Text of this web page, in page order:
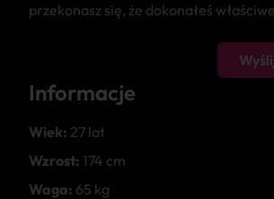
przekonasz się, że dokonałeś
Informacje
Wiek: 27 lat
Wzrost: 174 cm
Waga: 65 kg